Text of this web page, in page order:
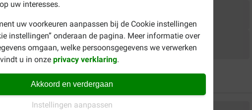
uw interesses.
uw voorkeuren aanpassen bij de Cookie instellingen
instellingen” onderaan de pagina. Meer informatie over
omgaan, welke persoonsgegevens we verwerken
u in onze privacy verklaring.
Akkoord en verdergaan
Instellingen aanpassen